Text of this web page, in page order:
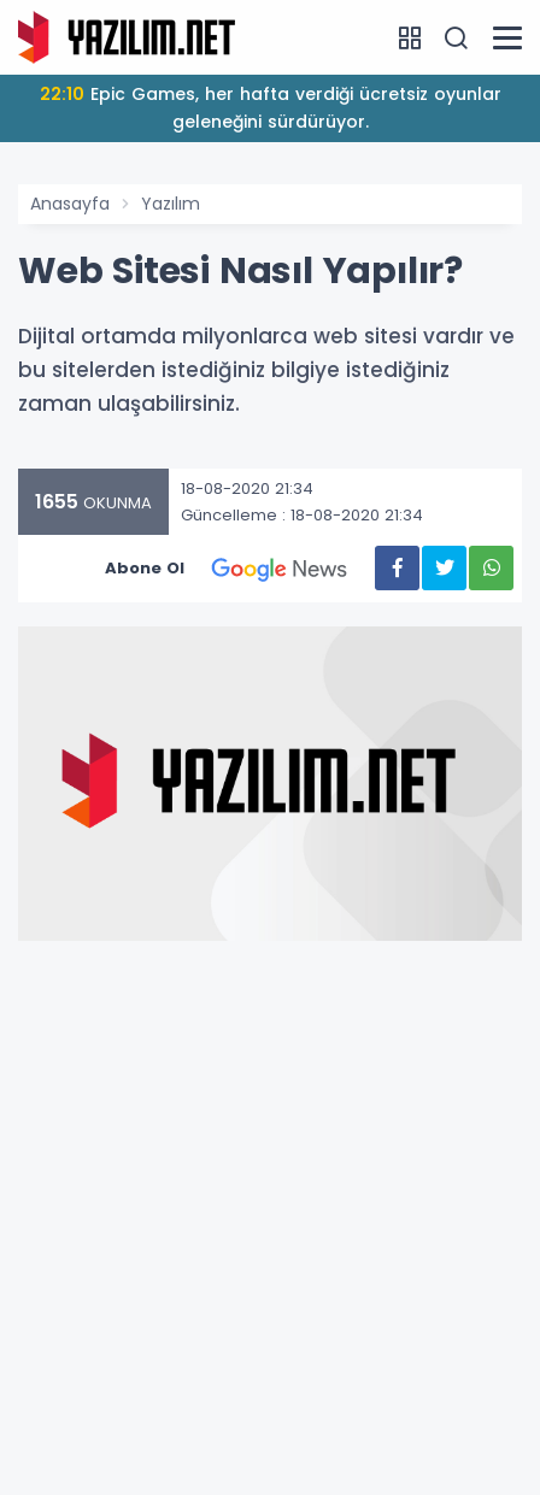
22:10
geleneğini sürdürüyor.
Anasayfa Yazılım
Web Sitesi Nasıl Yapılır?
Dijital ortamda milyonlarca web sitesi vardır ve
bu sitelerden istediğiniz bilgiye istediğiniz
zaman ulaşabilirsiniz.
1655 OKUNMA
18-08-2020 21:34
Güncelleme : 18-08-2020 21:34
Abone Ol